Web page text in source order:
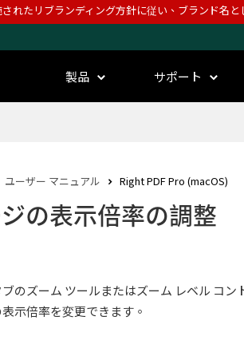
れたリブランディング方針に従い、ブランド名
製品 サポート
ユーザー マニュアル Right PDF Pro (macOS)
の表示倍率の調整
のズーム ツールまたはズーム レベル コン
示倍率を変更できます。